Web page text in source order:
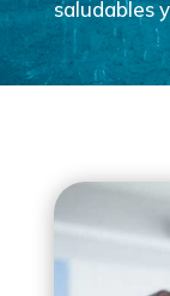
saludables